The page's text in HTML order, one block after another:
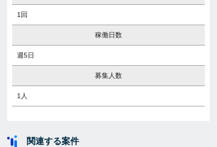
1回
稼働日数
週5日
募集人数
1人
関連する案件